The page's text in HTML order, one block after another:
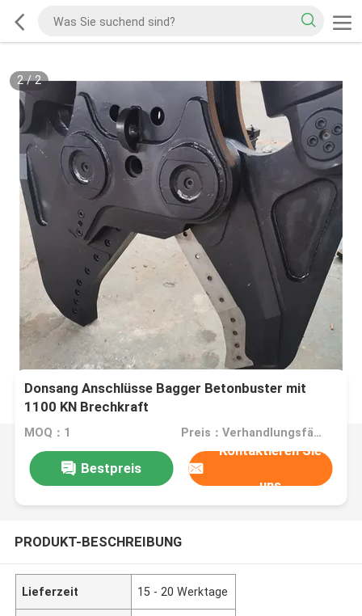
2/2
Donsang Anschlüsse Bagger Betonbuster mit
1100 KN Brechkraft
MOQ：1 Preis：Verhandlungsfähig
Bestpreis
Kontaktieren Sie
uns
PRODUKT-BESCHREIBUNG
Lieferzeit 15 - 20 Werktage